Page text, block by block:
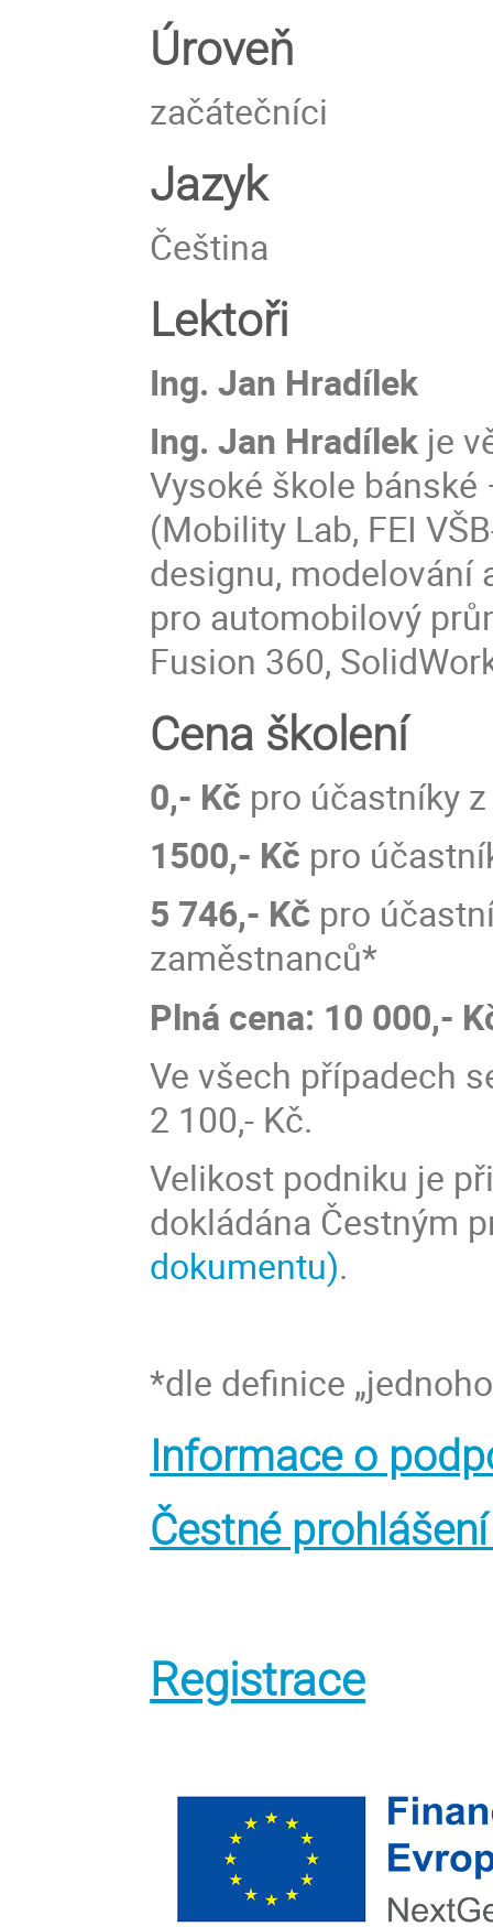
Úroveň
začátečníci
Jazyk
Čeština
Lektoři
Ing. Jan Hradílek
Ing. Jan Hradílek je
Vysoké škole
(Mobility Lab, FEI
designu,
pro automobilový
Fusion 360,
Cena školení
0,- Kč pro účastníky
1500,- Kč pro
5 746,- Kč pro
zaměstnanců*
Plná cena: 10 000,-
Ve všech případech
2 100,- Kč.
Velikost podniku je
dokládána Čestným
dokumentu).
*dle definice
Informace o
Čestné
Registrace